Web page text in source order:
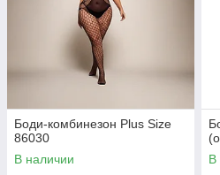
Боди-комбинезон Plus Size
86030
В наличии
В